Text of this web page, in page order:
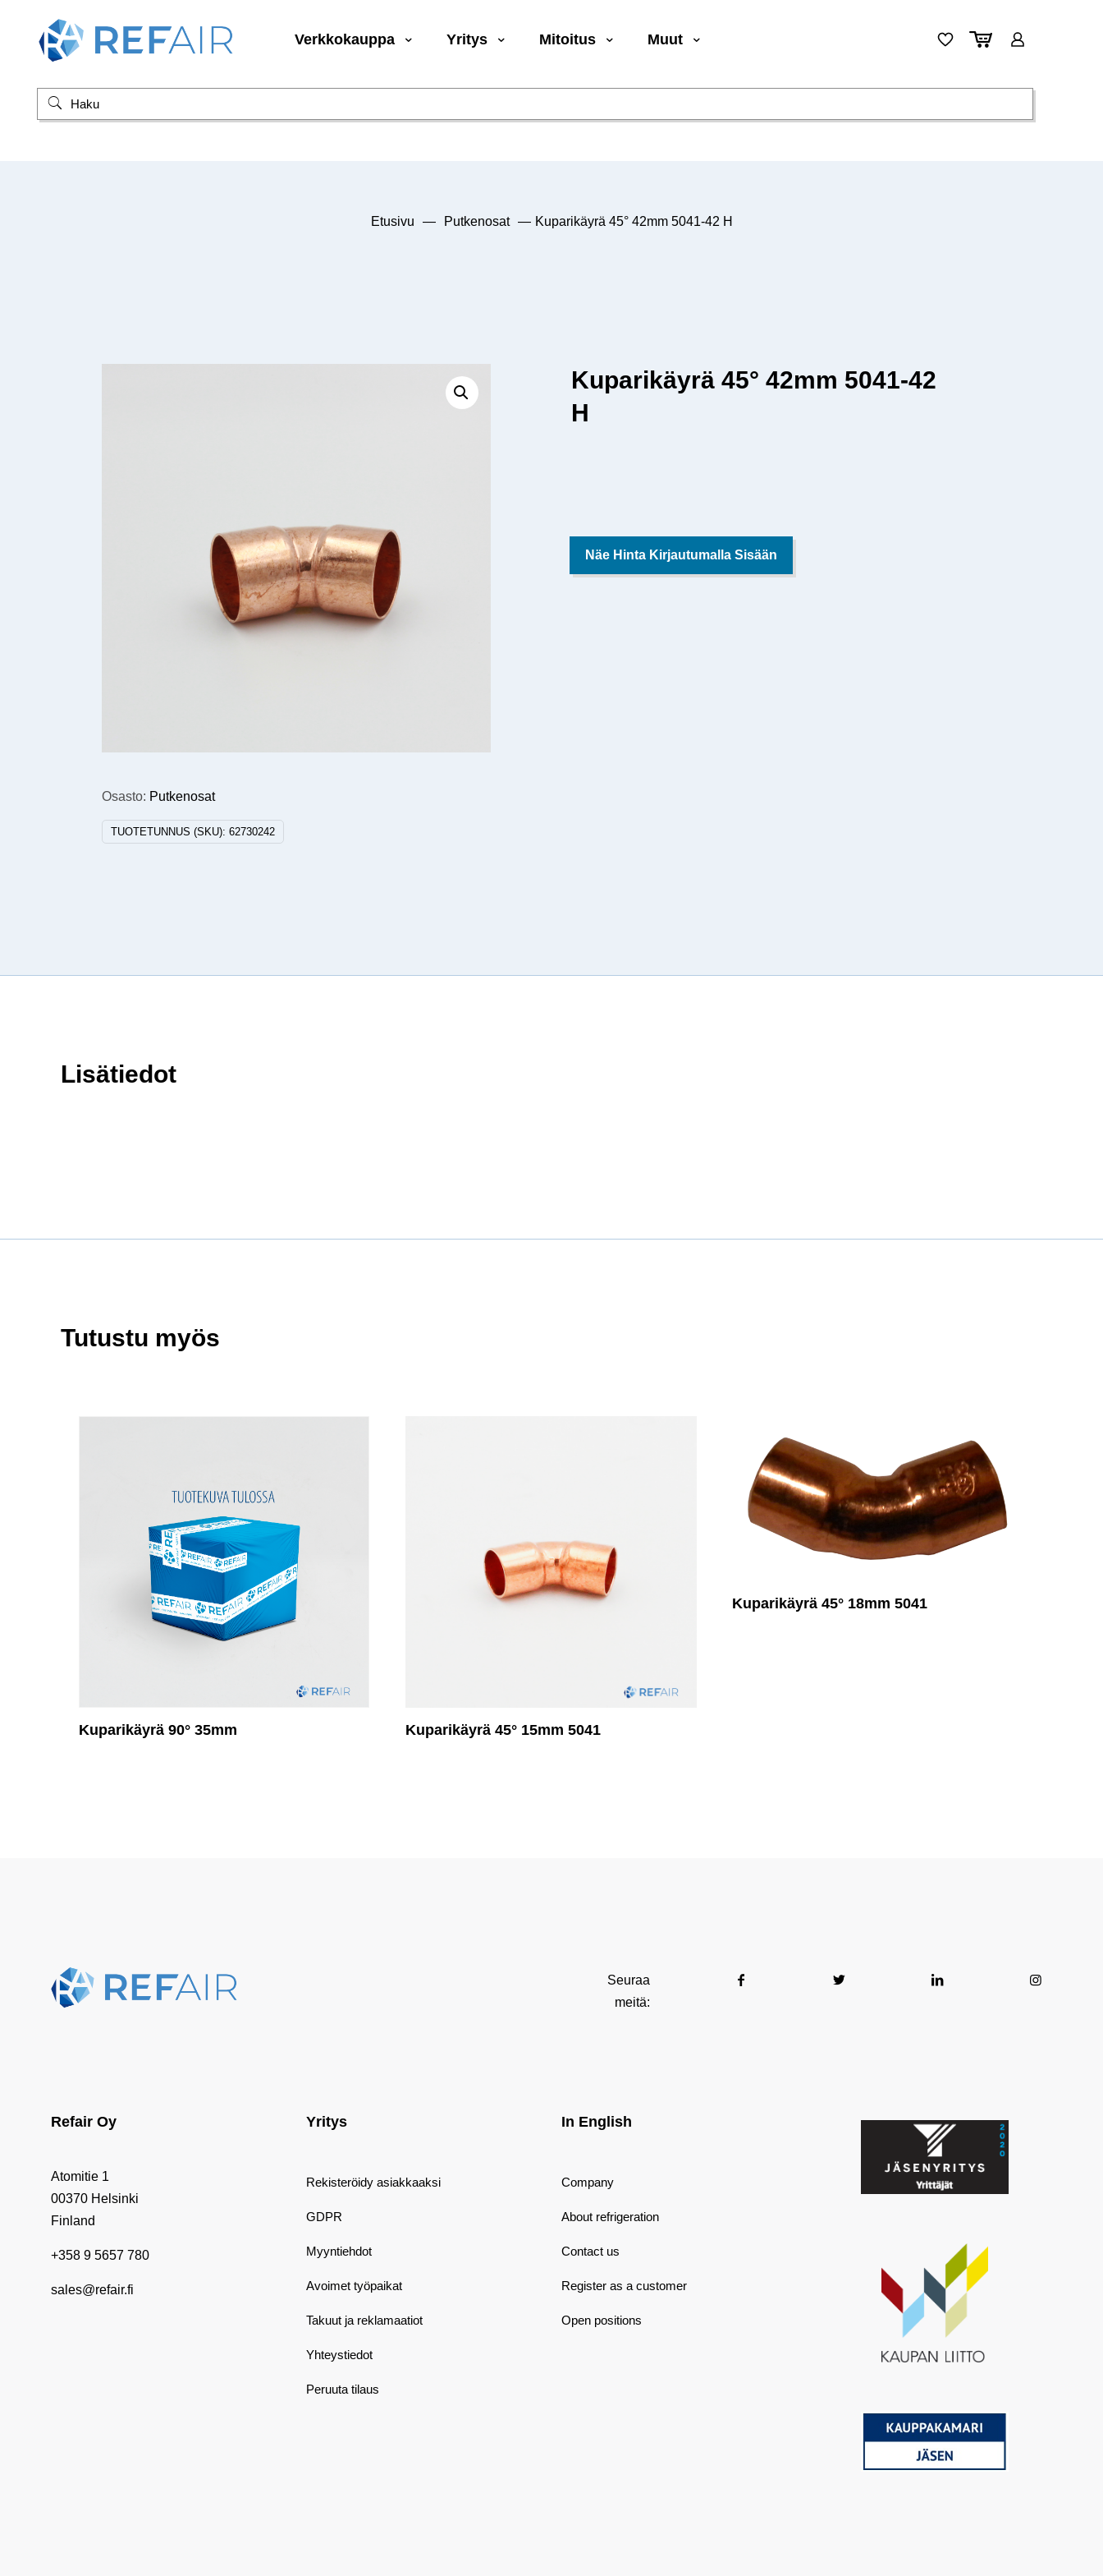
Verkkokauppa Yritys Mitoitus Muut
Etusivu — Putkenosat — Kuparikäyrä 45° 42mm 5041-42 H
Osasto: Putkenosat
TUOTETUNNUS (SKU):62730242
Kuparikäyrä 45° 42mm 5041-42
H
Näe Hinta Kirjautumalla Sisään
Lisätiedot
Tutustu myös
Kuparikäyrä 90° 35mm Kuparikäyrä 45° 15mm 5041
Kuparikäyrä 45° 18mm 5041
Seuraa
meitä:
Refair Oy
Atomitie 1
00370 Helsinki
Finland
+358 9 5657 780
sales@refair.fi
Yritys
Rekisteröidy asiakkaaksi
GDPR
Myyntiehdot
Avoimet työpaikat
Takuut ja reklamaatiot
Yhteystiedot
Peruuta tilaus
In English
Company
About refrigeration
Contact us
Register as a customer
Open positions